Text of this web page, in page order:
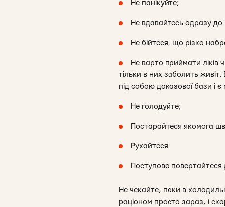
Не панікуйте;
Не вдавайтесь одразу до
Не бійтеся, що різко
Не варто приймати ліків
тільки в них заболить
під собою доказової бази і
Не голодуйте;
Постарайтеся якомога
Рухайтеся!
Поступово
Не чекайте, поки в
раціоном просто зараз, і